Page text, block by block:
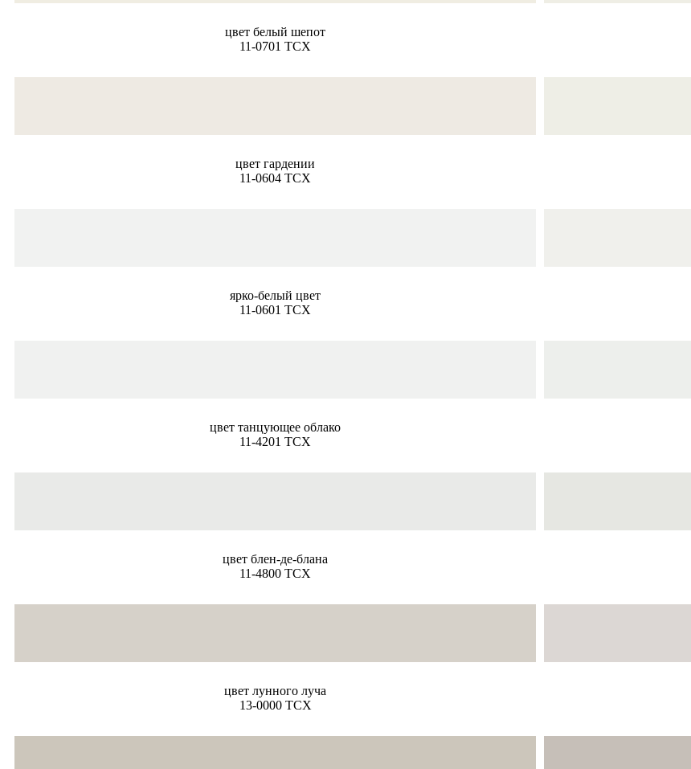
цвет белый шепот
11-0701 TCX
цвет гардении
11-0604 TCX
ярко-белый цвет
11-0601 TCX
цвет танцующее облако
11-4201 TCX
цвет блен-де-блана
11-4800 TCX
цвет лунного луча
13-0000 TCX